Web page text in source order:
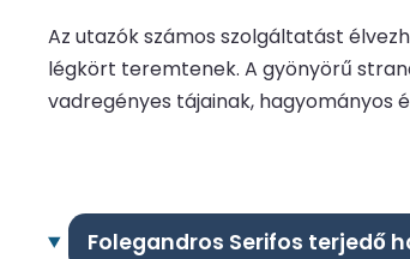
Az utazók számos szolgáltatást
légkört teremtenek. A gyönyörű
vadregényes tájainak, hagyományos
Folegandros Serifos terjedő